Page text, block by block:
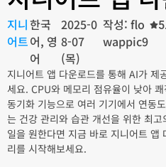
지니
어트
한국
어, 영
어
2025-0
8-07
(목)
작성: flo
wappic9
지니어트 앱 다운로드를 통해 AI가 제
세요. CPU와 메모리 점유율이 낮아
동기화 기능으로 여러 기기에서 연동
는 건강 관리와 습관 개선을 위한 최
일을 원한다면 지금 바로 지니어트 앱
리를 시작해보세요.